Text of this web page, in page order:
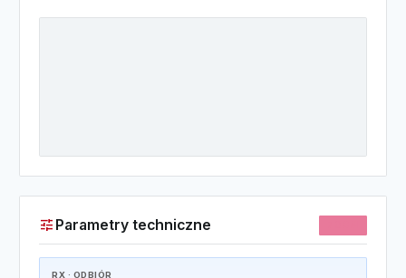
tune Parametry techniczne
RX · ODBIÓR